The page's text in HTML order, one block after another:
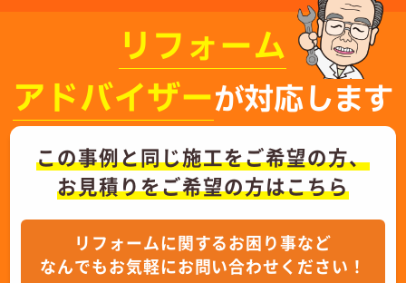
リフォーム
アドバイザーが対応します
この事例と同じ施工をご希望の方、
お見積りをご希望の方はこちら
リフォームに関するお困り事など
なんでもお気軽にお問い合わせください！